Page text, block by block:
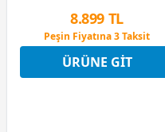
8.899 TL
Peşin Fiyatına 3 Taksit
4 Ay x 2.471 TL taksitle
Peşin Fiyatına 3 Taksit
ÜRÜNE GIT